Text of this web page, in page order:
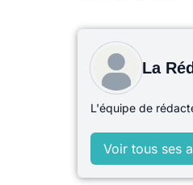
La
L'équipe de
Voir tous ses